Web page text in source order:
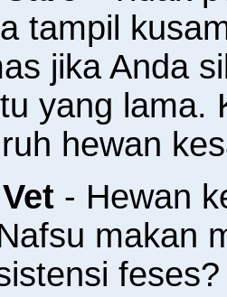
tampil
jika Anda
yang lama.
hewan
- Hewan
makan